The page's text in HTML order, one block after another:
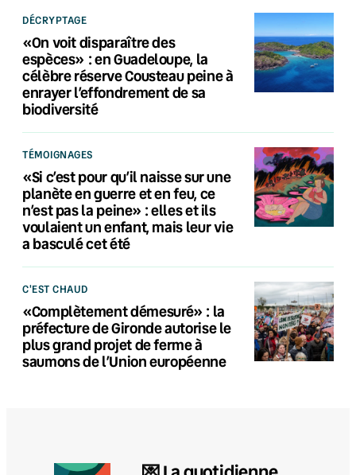
DÉCRYPTAGE
«On voit disparaître des
espèces» : en Guadeloupe, la
célèbre réserve Cousteau peine à
enrayer l’effondrement de sa
biodiversité
TÉMOIGNAGES
«Si c’est pour qu’il naisse sur une
planète en guerre et en feu, ce
n’est pas la peine» : elles et ils
voulaient un enfant, mais leur vie
a basculé cet été
C'EST CHAUD
«Complètement démesuré» : la
préfecture de Gironde autorise le
plus grand projet de ferme à
saumons de l’Union européenne